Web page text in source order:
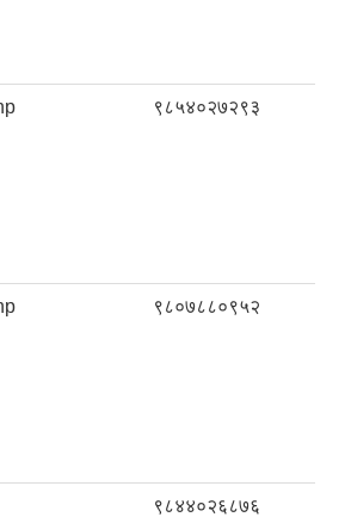
९८५४०२७२९३
९८०७८८०९५२
९८४४०२६८७६